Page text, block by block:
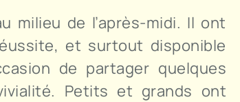
milieu de l’après-midi. Il ont
et surtout disponible
de partager quelques
Petits et grands ont